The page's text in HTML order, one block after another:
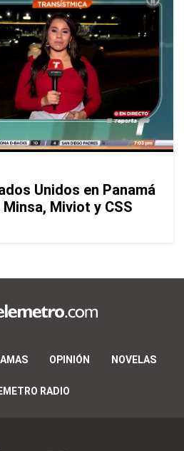
Unidos en Panamá
Miviot y CSS
OPINIÓN NOVELAS
RADIO